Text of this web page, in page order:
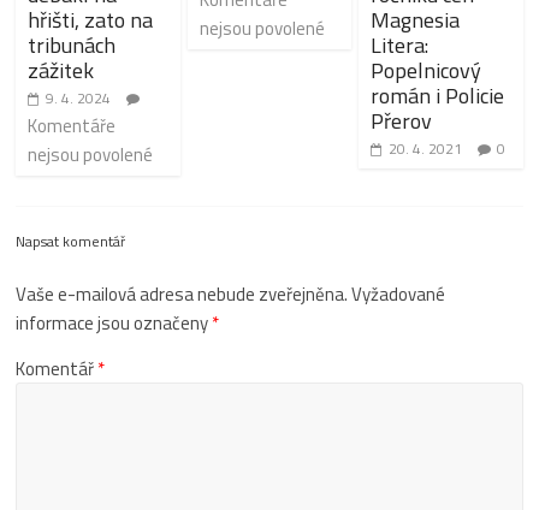
hřišti, zato na
tribunách
zážitek
9. 4. 2024
Komentáře
nejsou povolené
nejsou povolené
Magnesia
Litera:
Popelnicový
román i Policie
Přerov
20. 4. 2021 0
Napsat komentář
Vaše e-mailová adresa nebude zveřejněna.Vyžadované
informace jsou označeny*
Komentář*